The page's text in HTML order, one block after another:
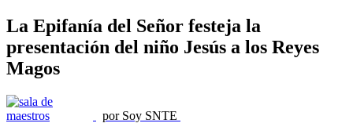
La Epifanía del Señor festeja la
presentación del niño Jesús a los Reyes
Magos
por Soy SNTE